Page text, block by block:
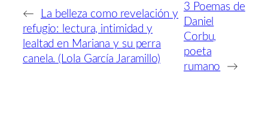
←
La belleza como revelación y
refugio: lectura, intimidad y
lealtad en Mariana y su perra
canela. (Lola García Jaramillo)
3 Poemas de
Daniel
Corbu,
poeta
rumano
→